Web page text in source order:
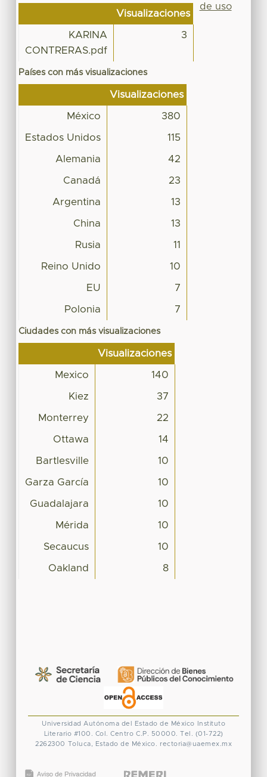
Visualizaciones
KARINA
CONTRERAS.pdf
3
Países con más visualizaciones
Visualizaciones
México 380
Estados Unidos 115
Alemania 42
Canadá 23
Argentina 13
China 13
Rusia 11
Reino Unido 10
EU 7
Polonia 7
Ciudades con más visualizaciones
Visualizaciones
Mexico 140
Kiez 37
Monterrey 22
Ottawa 14
Bartlesville 10
Garza García 10
Guadalajara 10
Mérida 10
Secaucus 10
Oakland 8
de uso
Universidad Autónoma del Estado de México
Instituto
Literario #100. Col. Centro C.P. 50000. Tel. (01-722)
2262300 Toluca, Estado de México. rectoria@uaemex.mx